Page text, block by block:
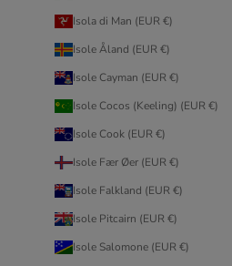
Isola di Man (EUR €)
Isole Åland (EUR €)
Isole Cayman (EUR €)
Isole Cocos (Keeling) (EUR €)
Isole Cook (EUR €)
Isole Fær Øer (EUR €)
Isole Falkland (EUR €)
Isole Pitcairn (EUR €)
Isole Salomone (EUR €)